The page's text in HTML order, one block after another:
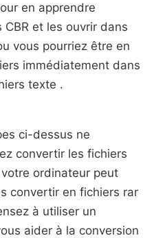
en apprendre
et les ouvrir dans
vous pourriez être en
immédiatement dans
texte .
ci-dessus ne
convertir les fichiers
ordinateur peut
convertir en fichiers rar
à utiliser un
aider à la conversion